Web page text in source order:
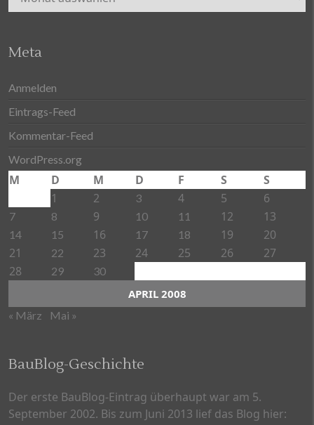
Meta
Anmelden
Eintrags-Feed
Kommentar-Feed
WordPress.org
APRIL 2008
M D M D F S
S
1
2 3 4 5 6
7 8 9 10 11 12 13
14 15 16 17 18 19
20
21
22 23 24 25 26
27
28
29 30
« März Mai »
BauBlog-Geschichte
Der erste BauBlog-Eintrag überhaupt war am 5.
September 2002. Bis zum Juni 2013 lief das Blog hier: